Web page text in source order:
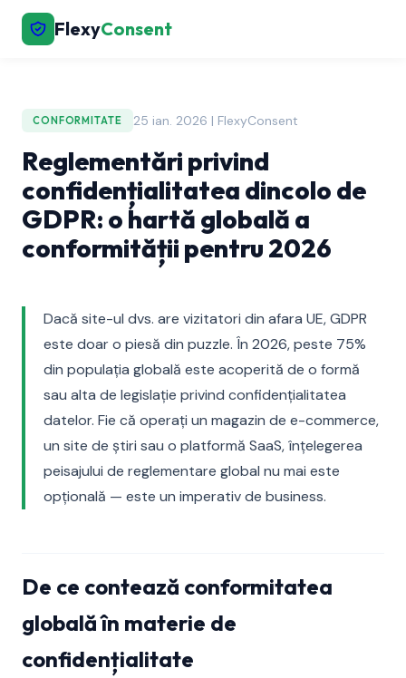
FlexyConsent
CONFORMITATE 25 ian. 2026 | FlexyConsent
Reglementări privind
confidențialitatea dincolo de
GDPR: o hartă globală a
conformității pentru 2026
Dacă site-ul dvs. are vizitatori din afara UE, GDPR
este doar o piesă din puzzle. În 2026, peste 75%
din populația globală este acoperită de o formă
sau alta de legislație privind confidențialitatea
datelor. Fie că operați un magazin de e-commerce,
un site de știri sau o platformă SaaS, înțelegerea
peisajului de reglementare global nu mai este
opțională — este un imperativ de business.
De ce contează conformitatea
globală în materie de
confidențialitate